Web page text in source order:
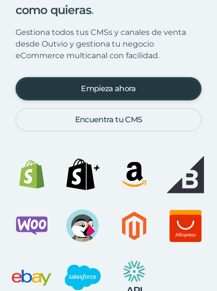
como quieras.
Gestiona todos tus CMSs y canales de venta
desde Outvio y gestiona tu negocio
eCommerce multicanal con facilidad.
Empieza ahora
Encuentra tu CMS